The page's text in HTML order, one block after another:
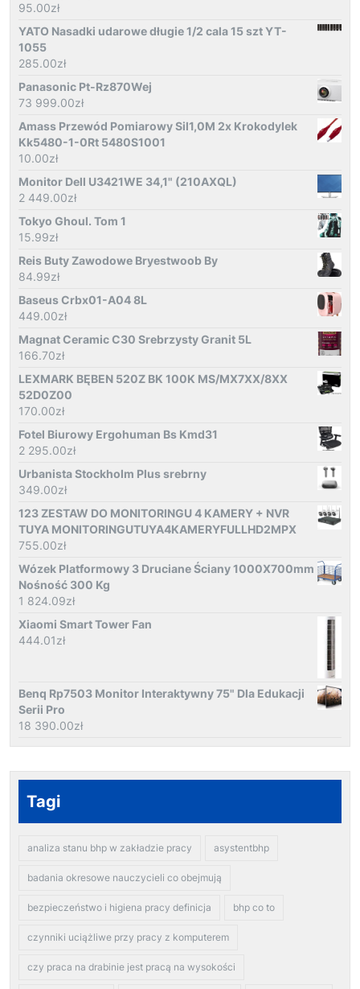
95.00zł
YATO Nasadki udarowe długie 1/2 cala 15 szt YT-
1055
285.00zł
Panasonic Pt-Rz870Wej
73 999.00zł
Amass Przewód Pomiarowy Sil1,0M 2x Krokodylek
Kk5480-1-0Rt 5480S1001
10.00zł
Monitor Dell U3421WE 34,1" (210AXQL)
2 449.00zł
Tokyo Ghoul. Tom 1
15.99zł
Reis Buty Zawodowe Bryestwoob By
84.99zł
Baseus Crbx01-A04 8L
449.00zł
Magnat Ceramic C30 Srebrzysty Granit 5L
166.70zł
LEXMARK BĘBEN 520Z BK 100K MS/MX7XX/8XX
52D0Z00
170.00zł
Fotel Biurowy Ergohuman Bs Kmd31
2 295.00zł
Urbanista Stockholm Plus srebrny
349.00zł
123 ZESTAW DO MONITORINGU 4 KAMERY + NVR
TUYA MONITORINGUTUYA4KAMERYFULLHD2MPX
755.00zł
Wózek Platformowy 3 Druciane Ściany 1000X700mm
Nośność 300 Kg
1 824.09zł
Xiaomi Smart Tower Fan
444.01zł
Benq Rp7503 Monitor Interaktywny 75" Dla Edukacji
Serii Pro
18 390.00zł
Tagi
analiza stanu bhp w zakładzie pracy asystentbhp
badania okresowe nauczycieli co obejmują
bezpieczeństwo i higiena pracy definicja bhp co to
czynniki uciążliwe przy pracy z komputerem
czy praca na drabinie jest pracą na wysokości